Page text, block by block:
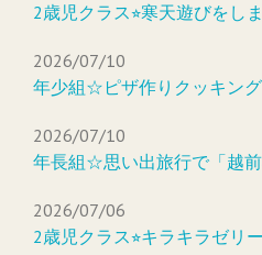
2歳児クラス⭐︎寒天遊びをし
2026/07/10
年少組☆ピザ作りクッキング
2026/07/10
年長組☆思い出旅行で「越
2026/07/06
2歳児クラス⭐︎キラキラゼリ